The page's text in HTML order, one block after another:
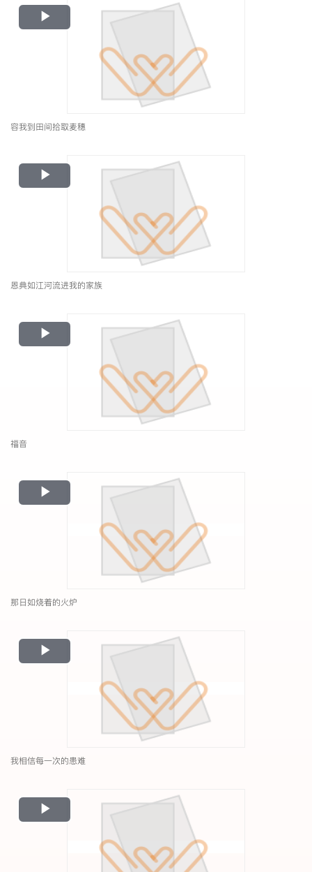
Play
Video
容我到田间拾取麦穗
Play
Video
恩典如江河流进我的家族
Play
Video
福音
Play
Video
那日如烧着的火炉
Play
Video
我相信每一次的患难
Play
Video